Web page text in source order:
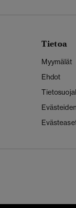
Tietoa
Myymälät
Ehdot